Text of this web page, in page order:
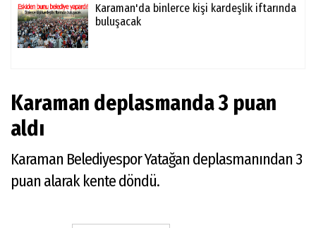
Karaman'da binlerce kişi kardeşlik iftarında
buluşacak
Karaman deplasmanda 3 puan
aldı
Karaman Belediyespor Yatağan deplasmanından 3
puan alarak kente döndü.